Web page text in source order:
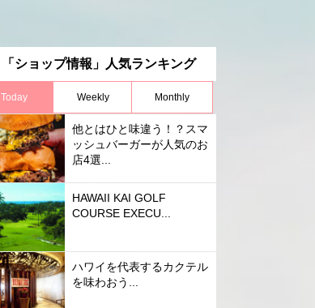
「ショップ情報」人気ランキング
Today Weekly Monthly
他とはひと味違う！？スマ
ッシュバーガーが人気のお
店4選...
HAWAII KAI GOLF
COURSE EXECU...
ハワイを代表するカクテル
を味わおう...